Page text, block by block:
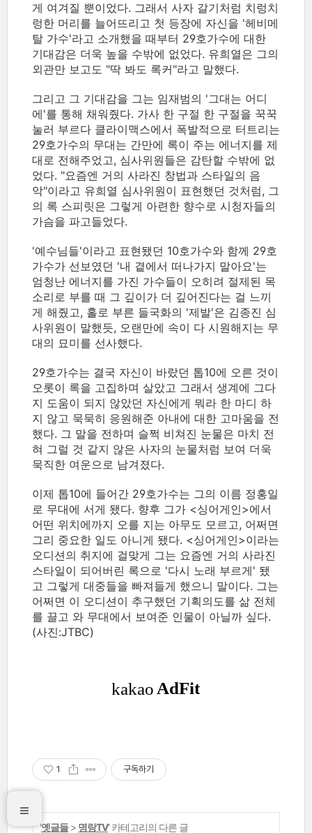
게 여겨질 뿐이었다. 그래서 사자 갈기처럼 치렁치
렁한 머리를 늘어뜨리고 첫 등장에 자신을 '헤비메
탈 가수'라고 소개했을 때부터 29호가수에 대한
기대감은 더욱 높을 수밖에 없었다. 유희열은 그의
외관만 보고도 "딱 봐도 록커"라고 말했다.
그리고 그 기대감을 그는 임재범의 '그대는 어디
에'를 통해 채워줬다. 가사 한 구절 한 구절을 꾹꾹
눌러 부르다 클라이맥스에서 폭발적으로 터트리는
29호가수의 무대는 간만에 록이 주는 에너지를 제
대로 전해주었고, 심사위원들은 감탄할 수밖에 없
었다. "요즘엔 거의 사라진 창법과 스타일의 음
악"이라고 유희열 심사위원이 표현했던 것처럼, 그
의 록 스피릿은 그렇게 아련한 향수로 시청자들의
가슴을 파고들었다.
'예수님들'이라고 표현됐던 10호가수와 함께 29호
가수가 선보였던 '내 곁에서 떠나가지 말아요'는
엄청난 에너지를 가진 가수들이 오히려 절제된 목
소리로 부를 때 그 깊이가 더 깊어진다는 걸 느끼
게 해줬고, 홀로 부른 들국화의 '제발'은 김종진 심
사위원이 말했듯, 오랜만에 속이 다 시원해지는 무
대의 묘미를 선사했다.
29호가수는 결국 자신이 바랐던 톱10에 오른 것이
오롯이 록을 고집하며 살았고 그래서 생계에 그다
지 도움이 되지 않았던 자신에게 뭐라 한 마디 하
지 않고 묵묵히 응원해준 아내에 대한 고마움을 전
했다. 그 말을 전하며 슬쩍 비쳐진 눈물은 마치 전
혀 그럴 것 같지 않은 사자의 눈물처럼 보여 더욱
묵직한 여운으로 남겨졌다.
이제 톱10에 들어간 29호가수는 그의 이름 정홍일
로 무대에 서게 됐다. 향후 그가 <싱어게인>에서
어떤 위치에까지 오를 지는 아무도 모르고, 어쩌면
그리 중요한 일도 아니게 됐다. <싱어게인>이라는
오디션의 취지에 걸맞게 그는 요즘엔 거의 사라진
스타일이 되어버린 록으로 '다시 노래 부르게' 됐
고 그렇게 대중들을 빠져들게 했으니 말이다. 그는
어쩌면 이 오디션이 추구했던 기획의도를 삶 전체
를 끌고 와 무대에서 보여준 인물이 아닐까 싶다.
(사진:JTBC)
1 구독하기
'옛글들> 명랑TV' 카테고리의 다른 글